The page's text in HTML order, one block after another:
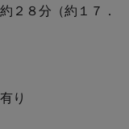
２８分（約１７．
り